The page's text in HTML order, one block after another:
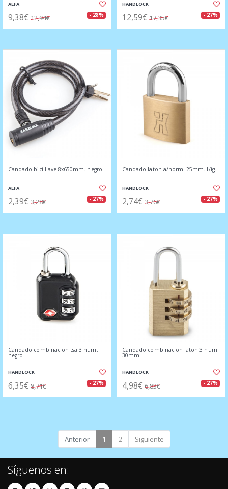
ALFA
9,38€ 12,94€ - 28%
HANDLOCK
12,59€ 17,35€ - 27%
Candado bici llave 8x650mm. negro
ALFA
2,39€ 3,28€ - 27%
Candado laton a/norm. 25mm.ll/ig.
HANDLOCK
2,74€ 3,76€ - 27%
Candado combinacion tsa 3 num.
negro
HANDLOCK
6,35€ 8,71€ - 27%
Candado combinacion laton 3 num.
30mm.
HANDLOCK
4,98€ 6,83€ - 27%
Anterior 1 2 Siguiente
Síguenos en: